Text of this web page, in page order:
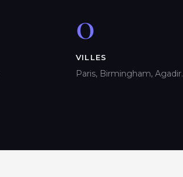
0
VILLES
Paris, Birmingham, Agadir.